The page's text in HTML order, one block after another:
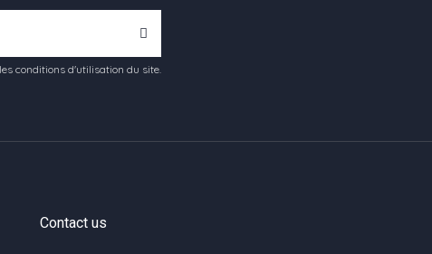
conditions d'utilisation du site.
Contact us